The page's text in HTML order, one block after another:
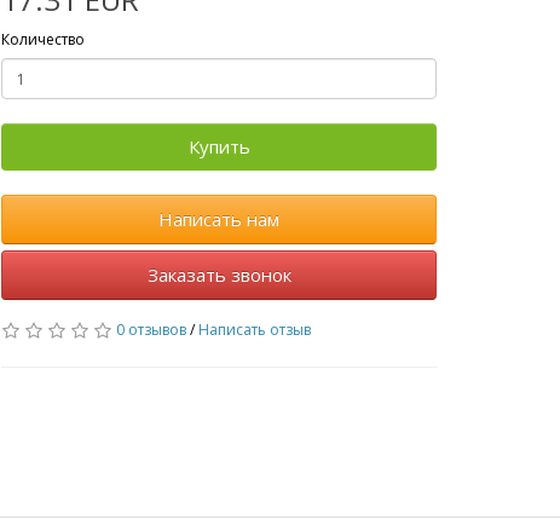
Количество
Купить
Написать нам
Заказать звонок
0 отзывов/Написать отзыв